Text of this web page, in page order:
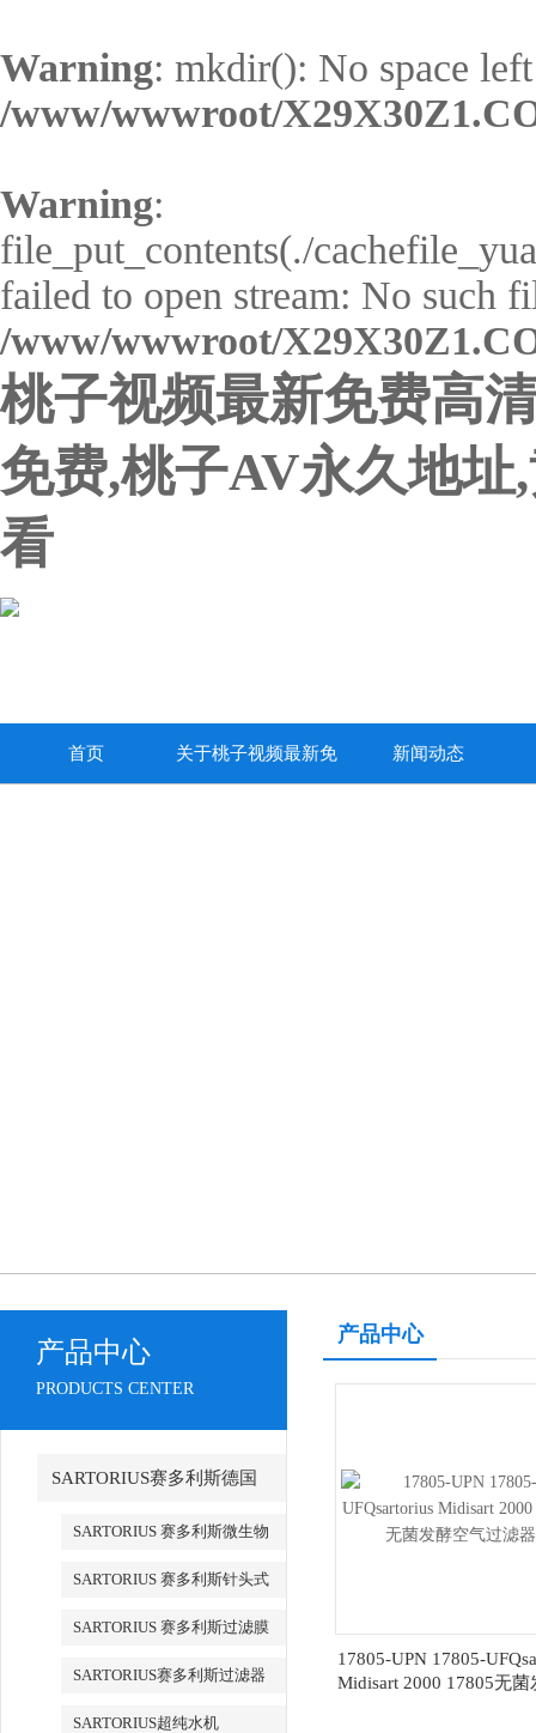
Warning: mkdir(): No space
/www/wwwroot/
Warning:
file_put_contents(./
failed to open stream: No such
/www/wwwroot/
桃子视频最新免费高
免费,桃子AV永久地
看
首页 关于桃子视频最新免 新闻动态
产品中心
PRODUCTS CENTER
SARTORIUS赛多利斯德国
SARTORIUS 赛多利斯微生物
SARTORIUS 赛多利斯针头式
SARTORIUS 赛多利斯过滤膜
SARTORIUS赛多利斯过滤器
SARTORIUS超纯水机
产品中心
17805-UPN 17805-
Midisart 2000 17805无菌